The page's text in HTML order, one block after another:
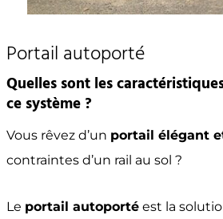
Portail autoporté
Quelles sont les
ce système ?
Vous rêvez d’un portail élégant
contraintes d’un rail au sol ?
Le portail autoportéest la